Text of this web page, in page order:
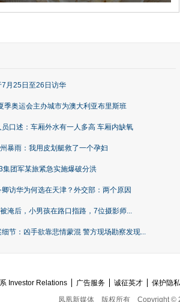
月25日至26日访华
季奥运会主办城市为澳大利亚布里斯班
口述：车厢外水有一人多高 车厢内缺氧
暴雨：我用皮划艇救了一个孕妇
集团军某旅紧急实施爆破分洪
访华为何选在天津？外交部：两个原因
淹后，小男孩在路口指路，7位摄影师...
节：凶手欲靠悲情蒙混 警方现场勘察发现...
Investor Relations 广告服务 诚征英才
保护隐
凤凰新媒体
版权所有 Copyright ©